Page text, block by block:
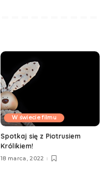
W świecie filmu
Spotkaj się z Piotrusiem
Królikiem!
18 marca, 2022